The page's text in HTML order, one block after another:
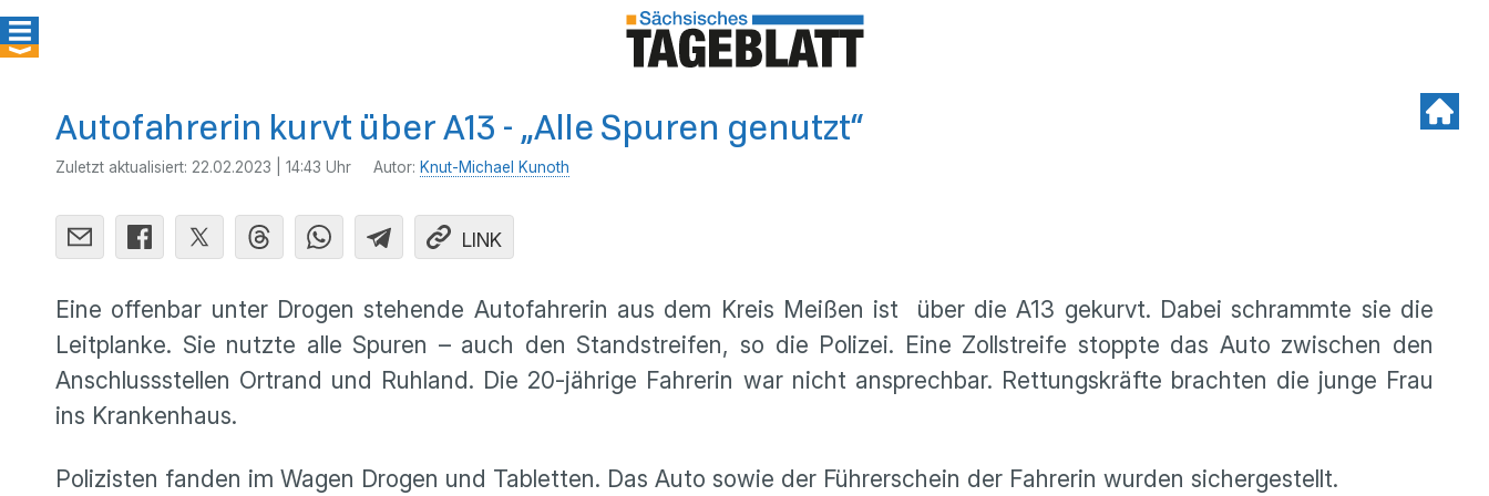
Autofahrerin kurvt über A13 - „Alle Spuren genutzt“
Zuletzt aktualisiert: 22.02.2023 | 14:43 Uhr Autor: Knut-Michael Kunoth
LINK
Eine offenbar unter Drogen stehende Autofahrerin aus dem Kreis Meißen ist über die A13 gekurvt. Dabei schrammte sie die
Leitplanke. Sie nutzte alle Spuren – auch den Standstreifen, so die Polizei. Eine Zollstreife stoppte das Auto zwischen den
Anschlussstellen Ortrand und Ruhland. Die 20-jährige Fahrerin war nicht ansprechbar. Rettungskräfte brachten die junge Frau
ins Krankenhaus.
Polizisten fanden im Wagen Drogen und Tabletten. Das Auto sowie der Führerschein der Fahrerin wurden sichergestellt.